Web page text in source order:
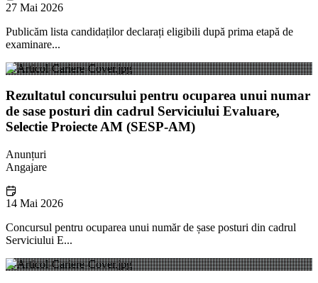
27 Mai 2026
Publicăm lista candidaților declarați eligibili după prima etapă de
examinare...
Rezultatul concursului pentru ocuparea unui numar
de sase posturi din cadrul Serviciului Evaluare,
Selectie Proiecte AM (SESP-AM)
Anunțuri
Angajare
14 Mai 2026
Concursul pentru ocuparea unui număr de șase posturi din cadrul
Serviciului E...